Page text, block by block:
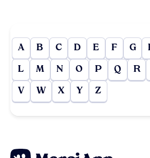
A B C D E F G
L M N O P Q R
V W X Y Z